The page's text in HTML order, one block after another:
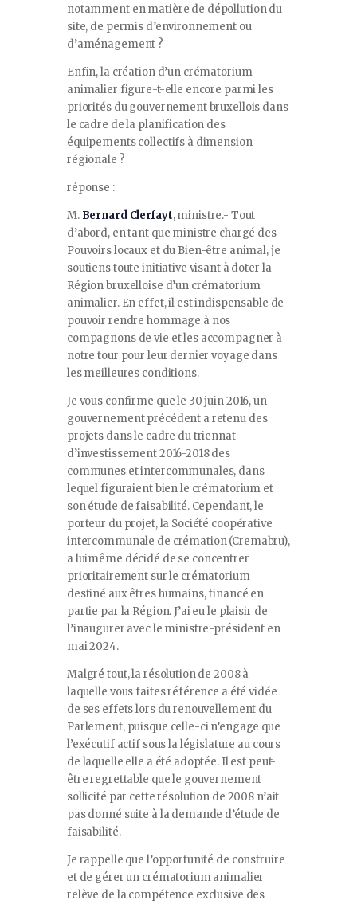
notamment en matière de dépollution du
site, de permis d’environnement ou
d’aménagement ?
Enfin, la création d’un crématorium
animalier figure-t-elle encore parmi les
priorités du gouvernement bruxellois dans
le cadre de la planification des
équipements collectifs à dimension
régionale ?
réponse :
M. Bernard Clerfayt, ministre.- Tout
d’abord, en tant que ministre chargé des
Pouvoirs locaux et du Bien-être animal, je
soutiens toute initiative visant à doter la
Région bruxelloise d’un crématorium
animalier. En effet, il est indispensable de
pouvoir rendre hommage à nos
compagnons de vie et les accompagner à
notre tour pour leur dernier voyage dans
les meilleures conditions.
Je vous confirme que le 30 juin 2016, un
gouvernement précédent a retenu des
projets dans le cadre du triennat
d’investissement 2016-2018 des
communes et intercommunales, dans
lequel figuraient bien le crématorium et
son étude de faisabilité. Cependant, le
porteur du projet, la Société coopérative
intercommunale de crémation (Cremabru),
a luimême décidé de se concentrer
prioritairement sur le crématorium
destiné aux êtres humains, financé en
partie par la Région. J’ai eu le plaisir de
l’inaugurer avec le ministre-président en
mai 2024.
Malgré tout, la résolution de 2008 à
laquelle vous faites référence a été vidée
de ses effets lors du renouvellement du
Parlement, puisque celle-ci n’engage que
l’exécutif actif sous la législature au cours
de laquelle elle a été adoptée. Il est peut-
être regrettable que le gouvernement
sollicité par cette résolution de 2008 n’ait
pas donné suite à la demande d’étude de
faisabilité.
Je rappelle que l’opportunité de construire
et de gérer un crématorium animalier
relève de la compétence exclusive des